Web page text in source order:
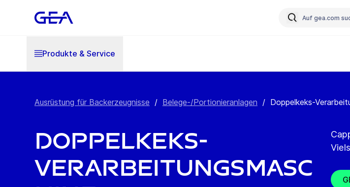
Produkte & Service
Ausrüstung für Backerzeugnisse / Belege-/Portionieranlagen / Doppelkeks-
Doppelkeks-
Verarbeitungsmasc